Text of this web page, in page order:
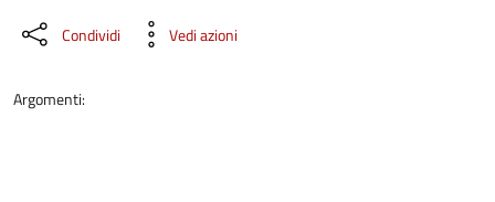
Condividi Vedi azioni
Argomenti: